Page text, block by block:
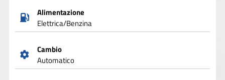
Alimentazione
Elettrica/Benzina
Cambio
Automatico